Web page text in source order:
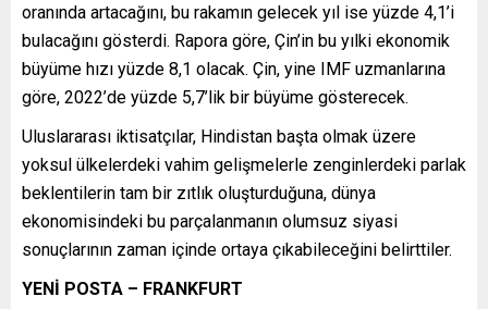
oranında artacağını, bu rakamın gelecek yıl ise yüzde 4,1’i
bulacağını gösterdi. Rapora göre, Çin’in bu yılki ekonomik
büyüme hızı yüzde 8,1 olacak. Çin, yine IMF uzmanlarına
göre, 2022’de yüzde 5,7’lik bir büyüme gösterecek.
Uluslararası iktisatçılar, Hindistan başta olmak üzere
yoksul ülkelerdeki vahim gelişmelerle zenginlerdeki parlak
beklentilerin tam bir zıtlık oluşturduğuna, dünya
ekonomisindeki bu parçalanmanın olumsuz siyasi
sonuçlarının zaman içinde ortaya çıkabileceğini belirttiler.
YENİ POSTA – FRANKFURT